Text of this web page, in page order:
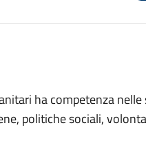
ha competenza
politiche sociali,